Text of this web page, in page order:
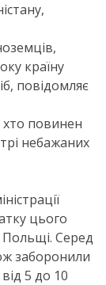
країну
повідомляє
хто повинен
небажаних
цього
Польщі. Серед
заборонили
5 до 10